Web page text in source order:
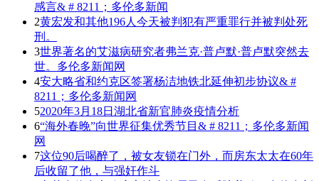
感言& # 8211；多伦多新闻
2黄宏发和其他196人今天被判犯有严重罪行并被判处死
刑。
3世界著名的艾滋病研究者弗兰克·普卢默·普卢默突然去
世。多伦多新闻网
4安大略省和约克区签署杨洁地铁北延伸初步协议& #
8211；多伦多新闻网
52020年3月18日湖北省新官肺炎疫情分析
6“海外春晚”向世界征集优秀节目& # 8211；多伦多新闻
网
7这位90后喝醉了，被女友锁在门外，而房东太太在60年
后收留了他，与强奸作斗